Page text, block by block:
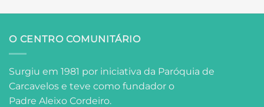
O CENTRO COMUNITÁRIO
Surgiu em 1981 por iniciativa da Paróquia de
Carcavelos e teve como fundador o
Padre Aleixo Cordeiro.